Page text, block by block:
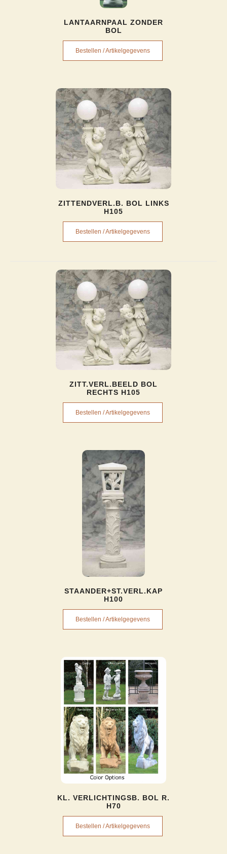
LANTAARNPAAL ZONDER
BOL
Bestellen / Artikelgegevens
ZITTENDVERL.B. BOL LINKS
H105
Bestellen / Artikelgegevens
ZITT.VERL.BEELD BOL
RECHTS H105
Bestellen / Artikelgegevens
STAANDER+ST.VERL.KAP
H100
Bestellen / Artikelgegevens
KL. VERLICHTINGSB. BOL R.
H70
Bestellen / Artikelgegevens